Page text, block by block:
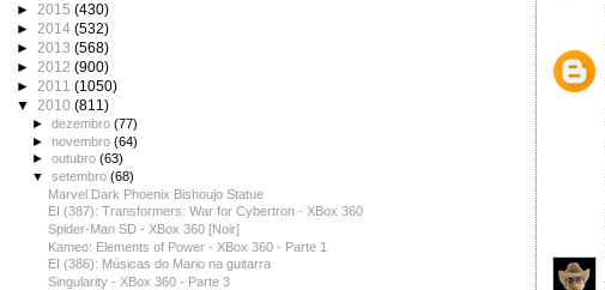
► 2015 (430)
► 2014 (532)
► 2013 (568)
► 2012 (900)
► 2011 (1050)
▼ 2010 (811)
►dezembro(77)
►novembro(64)
►outubro(63)
▼setembro(68)
Marvel Dark Phoenix Bishoujo Statue
EI (387): Transformers: War for Cybertron - XBox 360
Spider-Man SD - XBox 360 [Noir]
Kameo: Elements of Power - XBox 360 - Parte 1
EI (386): Músicas do Mario na guitarra
Singularity - XBox 360 - Parte 3